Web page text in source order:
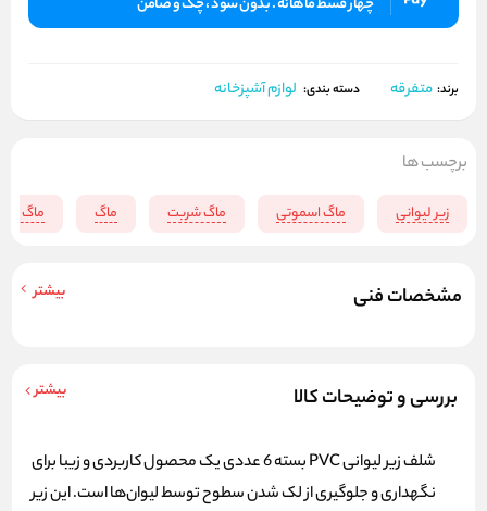
برند: متفرقه دسته بندی: لوازم آشپزخانه
مشخصات فنی بیشتر
بررسی و توضیحات کالا بیشتر
شلف زیر لیوانیPVC بسته 6 عددی
یک محصول کاربردی و زیبا برای
نگهداری و جلوگیری از لک شدن سطوح توسط لیوان‌ها است. این زیر
برچسب ها
زیر لیوانی ماگ اسموتی ماگ شربت ماگ ماگ